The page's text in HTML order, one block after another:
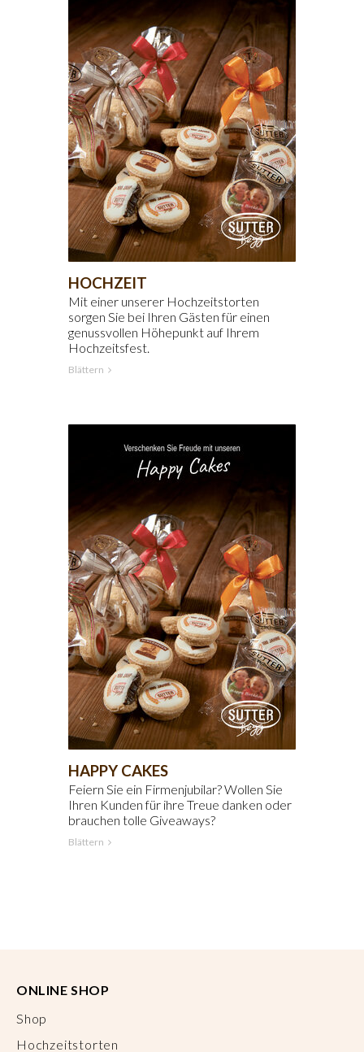
HOCHZEIT
Mit einer unserer Hochzeitstorten
sorgen Sie bei Ihren Gästen für einen
genussvollen Höhepunkt auf Ihrem
Hochzeitsfest.
Blättern
HAPPY CAKES
Feiern Sie ein Firmenjubilar? Wollen Sie
Ihren Kunden für ihre Treue danken oder
brauchen tolle Giveaways?
Blättern
ONLINE SHOP
Shop
Hochzeitstorten